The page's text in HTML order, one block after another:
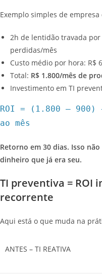
Exemplo simples de
2h de lentidão travada
perdidas/mês
Custo médio por hora: R$
Total: R$ 1.800/mês de
Investimento em TI
ROI = (1.800 – 900)
ao mês
Retorno em 30 dias. Isso
dinheiro que já era seu.
TI preventiva = ROI
recorrente
Aqui está o que muda na
ANTES – TI REATIVA